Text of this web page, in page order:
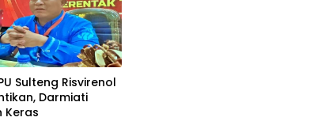
Sulteng Risvirenol
Darmiati
Keras